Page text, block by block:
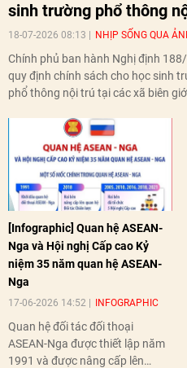
sinh trường phổ thông
18-07-2026 08:13 NHỊP SỐNG QUA
Chính phủ ban hành Nghị định
quy định chính sách cho học sinh
phổ thông nội trú tại các xã biên
[Infographic] Quan hệ ASEAN-
Nga và Hội nghị Cấp cao Kỷ
niệm 35 năm quan hệ ASEAN-
Nga
17-06-2026 14:52 INFOGRAPHIC
Quan hệ đối tác đối thoại
ASEAN-Nga được thiết lập năm
1991 và được nâng cấp lên